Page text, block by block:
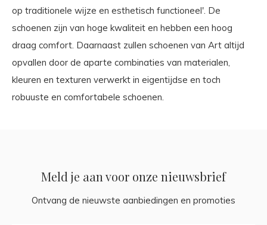
op traditionele wijze en esthetisch functioneel'. De
schoenen zijn van hoge kwaliteit en hebben een hoog
draag comfort. Daarnaast zullen schoenen van Art altijd
opvallen door de aparte combinaties van materialen,
kleuren en texturen verwerkt in eigentijdse en toch
robuuste en comfortabele schoenen.
Meld je aan voor onze nieuwsbrief
Ontvang de nieuwste aanbiedingen en promoties